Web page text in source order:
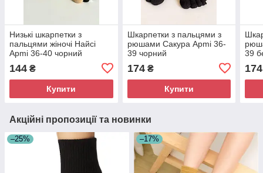
Низькі шкарпетки з
пальцями жіночі Найсі
Apmi 36-40 чорний
144 ₴
Купити
Шкарпетки з пальцями з
рюшами Сакура Apmi 36-
39 чорний
174₴
Купити
39
174
Акційні пропозиції та новинки
–25% –17%